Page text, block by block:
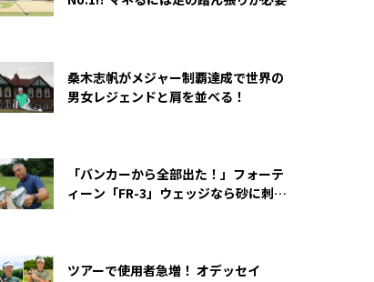
桑木志帆がメジャー制覇達成で世界の
男女レジェンドと肩を並べる！
「バンカーから全部出た！」フォーテ
ィーン「FR-3」ウェッジなら砂に刺さ
ツアーで使用者急増！ オデッセイ